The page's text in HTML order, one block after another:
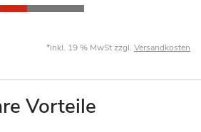
*inkl. 19 % MwSt zzgl. Versandkosten
Vorteile